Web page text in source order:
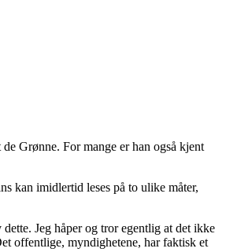
Grønne. For mange er han også kjent
kan imidlertid leses på to ulike måter,
Jeg håper og tror egentlig at det ikke
offentlige, myndighetene, har faktisk et